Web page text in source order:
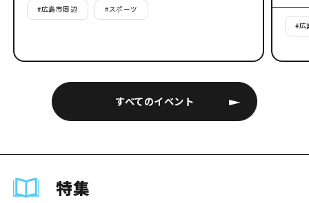
すべてのイベント
#広島市周辺 #スポーツ
#広
特集